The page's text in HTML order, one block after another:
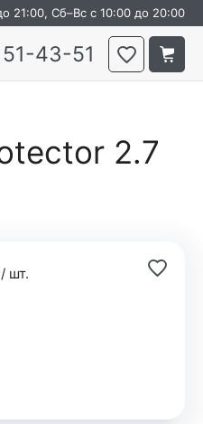
21:00, Сб–Вс с 10:00 до 20:00
43-51
2.7
/ шт.